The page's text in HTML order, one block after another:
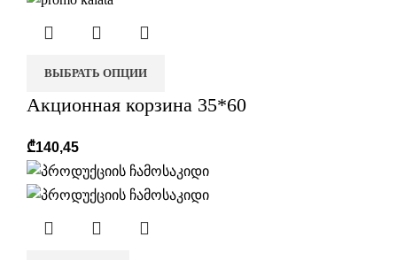
ВЫБРАТЬ ОПЦИИ
Акционная корзина 35*60
₾140,45